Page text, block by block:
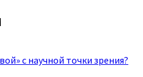
с научной точки зрения?